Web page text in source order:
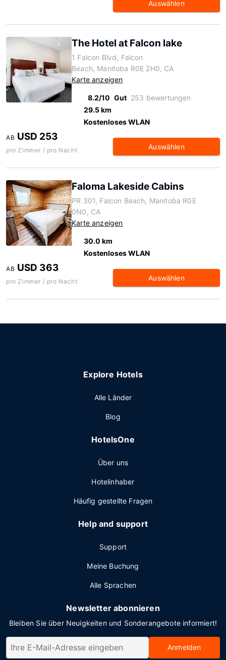
Auswählen
The Hotel at Falcon lake
1 Falcon Blvd, Falcon
Beach, Manitoba R0E 2H0, CA
Karte anzeigen
8.2/10 Gut 253 bewertungen
29.5 km
Kostenloses WLAN
AB USD 253
pro Zimmer / pro Nacht Auswählen
Faloma Lakeside Cabins
PR 301, Falcon Beach, Manitoba R0E
0N0, CA
Karte anzeigen
30.0 km
Kostenloses WLAN
AB USD 363
pro Zimmer / pro Nacht Auswählen
Explore Hotels
Alle Länder
Blog
HotelsOne
Über uns
Hotelinhaber
Häufig gestellte Fragen
Help and support
Support
Meine Buchung
Alle Sprachen
Newsletter abonnieren
Bleiben Sie über Neuigkeiten und Sonderangebote informiert!
Anmelden